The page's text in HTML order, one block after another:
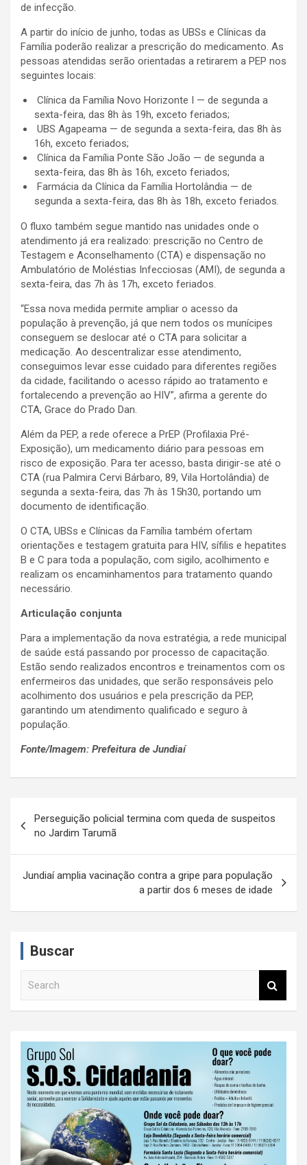
de infecção.
A partir do início de junho, todas as UBSs e Clínicas da
Família poderão realizar a prescrição do medicamento. As
pessoas atendidas serão orientadas a retirarem a PEP nos
seguintes locais:
Clínica da Família Novo Horizonte I — de segunda a
sexta-feira, das 8h às 19h, exceto feriados;
UBS Agapeama — de segunda a sexta-feira, das 8h às
16h, exceto feriados;
Clínica da Família Ponte São João — de segunda a
sexta-feira, das 8h às 16h, exceto feriados;
Farmácia da Clínica da Família Hortolândia — de
segunda a sexta-feira, das 8h às 18h, exceto feriados.
O fluxo também segue mantido nas unidades onde o
atendimento já era realizado: prescrição no Centro de
Testagem e Aconselhamento (CTA) e dispensação no
Ambulatório de Moléstias Infecciosas (AMI), de segunda a
sexta-feira, das 7h às 17h, exceto feriados.
“Essa nova medida permite ampliar o acesso da
população à prevenção, já que nem todos os munícipes
conseguem se deslocar até o CTA para solicitar a
medicação. Ao descentralizar esse atendimento,
conseguimos levar esse cuidado para diferentes regiões
da cidade, facilitando o acesso rápido ao tratamento e
fortalecendo a prevenção ao HIV”, afirma a gerente do
CTA, Grace do Prado Dan.
Além da PEP, a rede oferece a PrEP (Profilaxia Pré-
Exposição), um medicamento diário para pessoas em
risco de exposição. Para ter acesso, basta dirigir-se até o
CTA (rua Palmira Cervi Bárbaro, 89, Vila Hortolândia) de
segunda a sexta-feira, das 7h às 15h30, portando um
documento de identificação.
O CTA, UBSs e Clínicas da Família também ofertam
orientações e testagem gratuita para HIV, sífilis e hepatites
B e C para toda a população, com sigilo, acolhimento e
realizam os encaminhamentos para tratamento quando
necessário.
Articulação conjunta
Para a implementação da nova estratégia, a rede municipal
de saúde está passando por processo de capacitação.
Estão sendo realizados encontros e treinamentos com os
enfermeiros das unidades, que serão responsáveis pelo
acolhimento dos usuários e pela prescrição da PEP,
garantindo um atendimento qualificado e seguro à
população.
Fonte/Imagem: Prefeitura de Jundiaí
v
a
d
Perseguição policial termina com queda de suspeitos
no Jardim Tarumã
Jundiaí amplia vacinação contra a gripe para população
a partir dos 6 meses de idade
Buscar